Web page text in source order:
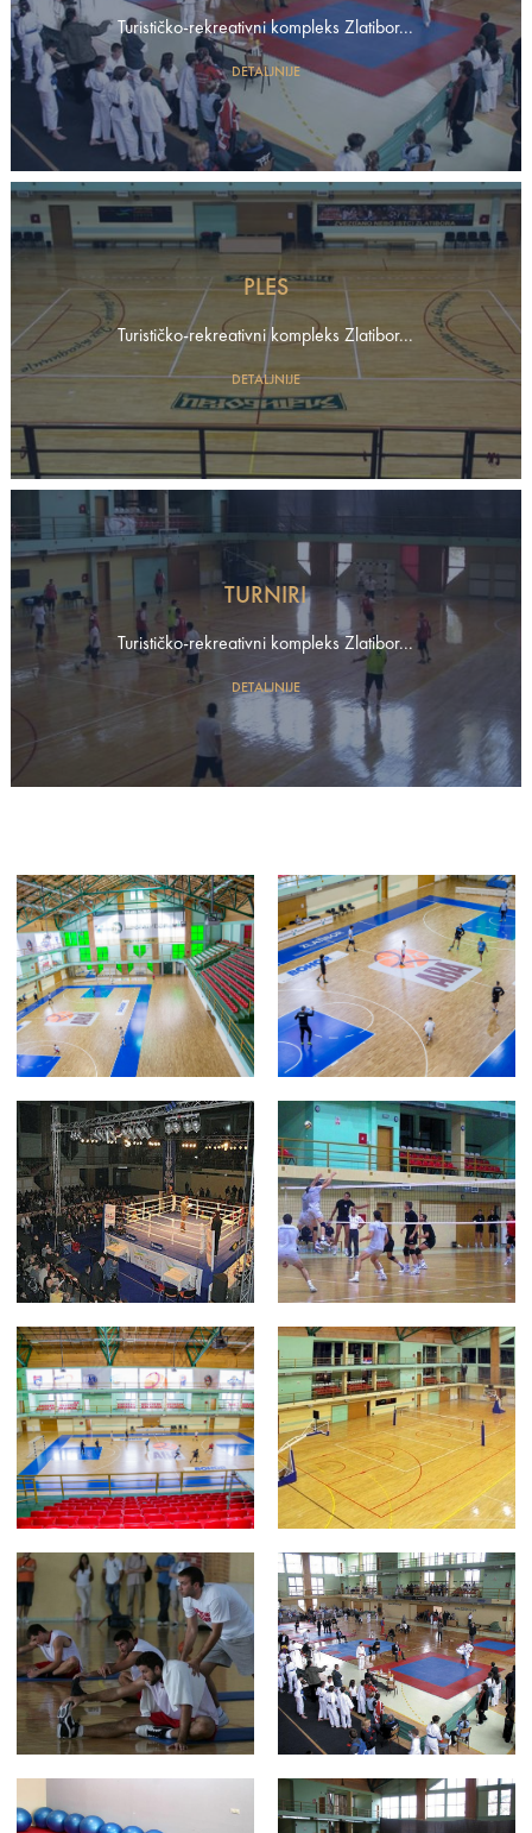
Turističko-rekreativni kompleks Zlatibor...
DETALJNIJE
PLES
Turističko-rekreativni kompleks Zlatibor...
DETALJNIJE
TURNIRI
Turističko-rekreativni kompleks Zlatibor...
DETALJNIJE